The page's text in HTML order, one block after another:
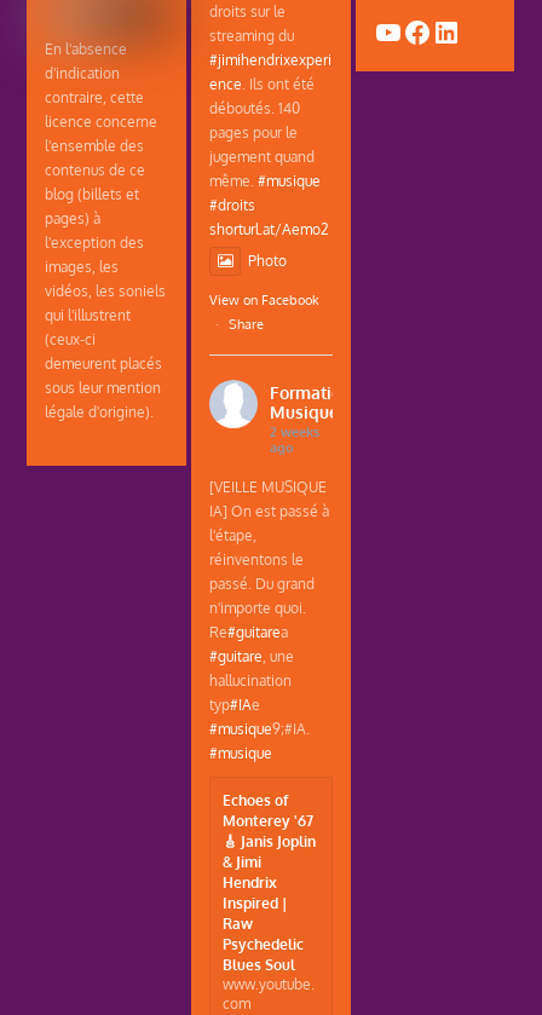
En l'absence
d'indication
contraire, cette
licence concerne
l'ensemble des
contenus de ce
blog (billets et
pages) à
l'exception des
images, les
vidéos, les soniels
qui l'illustrent
(ceux-ci
demeurent placés
sous leur mention
légale d'origine).
droits sur le
streaming du
#jimihendrixexperi
ence. Ils ont été
déboutés. 140
pages pour le
jugement quand
même.#musique
#droits
shorturl.at/Aemo2
Photo
View on Facebook
·
Share
Formations
Musique
2 weeks
ago
[VEILLE MUSIQUE
IA] On est passé à
l'étape,
réinventons le
passé. Du grand
n'importe quoi.
Re#guitarea
#guitare, une
hallucination
typ#IAe
#musique9;#IA.
#musique
Echoes of
Monterey '67
🎸 Janis Joplin
& Jimi
Hendrix
Inspired |
Raw
Psychedelic
Blues Soul
www.youtube.
com
YouTube
Facebook
LinkedIn